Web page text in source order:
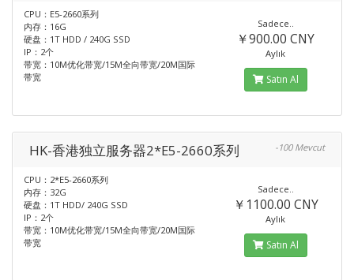
CPU：E5-2660系列
内存：16G
硬盘：1T HDD / 240G SSD
IP：2个
带宽：10M优化带宽/15M全向带宽/20M国际
带宽
Sadece..
￥900.00 CNY
Aylık
Satın Al
HK-香港独立服务器2*E5-2660系列 -100 Mevcut
CPU：2*E5-2660系列
内存：32G
硬盘：1T HDD/ 240G SSD
IP：2个
带宽：10M优化带宽/15M全向带宽/20M国际
带宽
Sadece..
￥1100.00 CNY
Aylık
Satın Al